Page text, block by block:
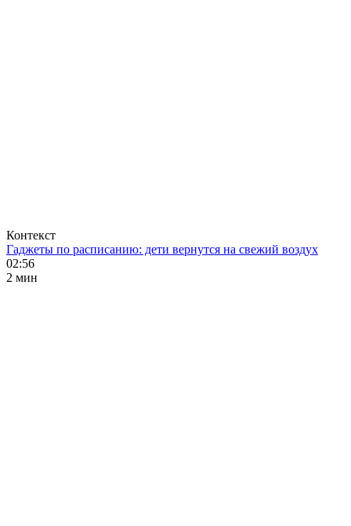
Контекст
Гаджеты по расписанию: дети вернутся на свежий воздух
02:56
2 мин